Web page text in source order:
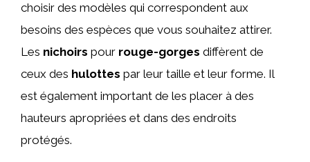
choisir des modèles qui correspondent aux
besoins des espèces que vous souhaitez attirer.
Les nichoirs pour rouge-gorges diffèrent de
ceux des hulottes par leur taille et leur forme. Il
est également important de les placer à des
hauteurs apropriées et dans des endroits
protégés.